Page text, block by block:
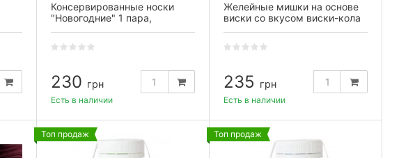
Консервированные носки
"Новогодние" 1 пара,
230 грн
Есть в наличии
Желейные мишки на основе
виски со вкусом виски-кола
235 грн
Есть в наличии
Топ продаж Топ продаж